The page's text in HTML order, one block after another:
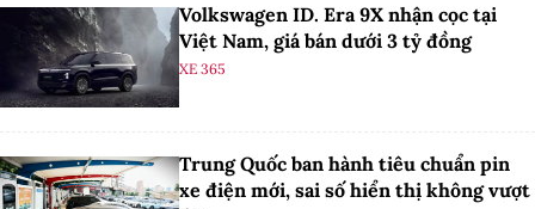
Volkswagen ID. Era 9X nhận cọc tại
Việt Nam, giá bán dưới 3 tỷ đồng
XE 365
Trung Quốc ban hành tiêu chuẩn pin
xe điện mới, sai số hiển thị không vượt